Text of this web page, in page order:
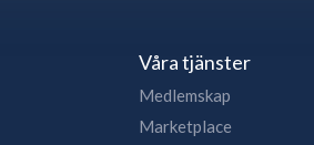
Våra tjänster
Medlemskap
Marketplace